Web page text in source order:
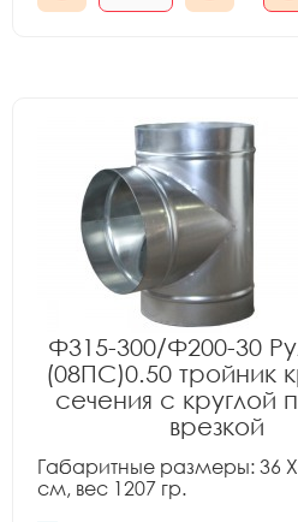
Ф315-300/Ф200-30
(08ПС)0.50 тройник
сечения с круглой
врезкой
Габаритные размеры: 36 X
см, вес 1207 гр.